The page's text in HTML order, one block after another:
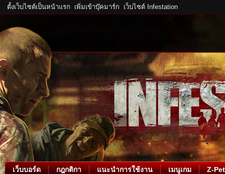
ตั้งเว็บไซต์เป็นหน้าแรก เพิ่มเข้าบุ๊คมาร์ก เว็บไซต์ Infestation
เว็บบอร์ด กฎกติกา แนะนำการใช้งาน เมนูเกม Z-Pet